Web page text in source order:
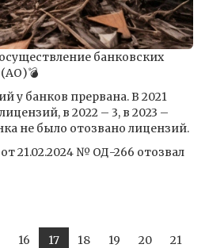
банковских
у банков прервана. В 2021
в 2022 – 3, в 2023 –
не было отозвано лицензий.
21.02.2024 № ОД-266 отозвал
16 17 18 19 20
21